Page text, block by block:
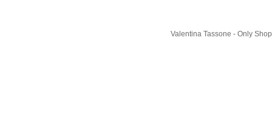
Valentina Tassone - Only